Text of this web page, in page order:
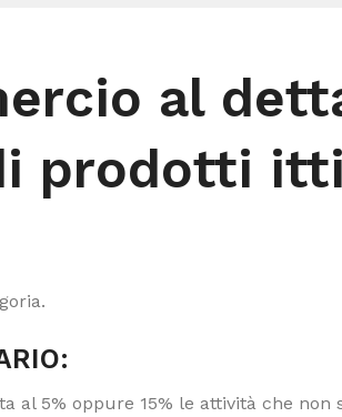
al
prodotti
al 5% oppure 15% le attività che non